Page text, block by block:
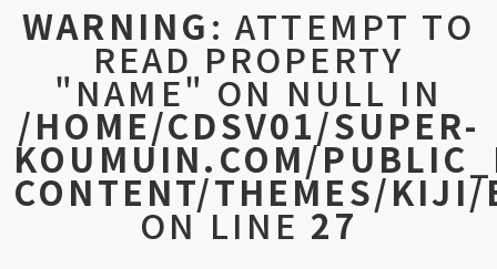
WARNING: ATTEMPT TO
READ PROPERTY
"NAME" ON NULL IN
/HOME/CDSV01/SUPER-
KOUMUIN.COM/
CONTENT/THEMES/
ON LINE 27